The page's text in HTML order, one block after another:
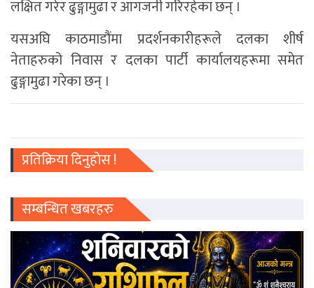
लक्षित गरेर ढुङ्गामुढा र आगजनी गरिरहेका छन् ।
यसअघि काठमाडौंमा प्रदर्शनकारीहरूले दलका शीर्ष
नेताहरुको निवास र दलका पार्टी कार्यालयहरूमा समेत
ढुङ्गामुढा गरेका छन् ।
प्रतिक्रिया दिनुहोस !
सम्बन्धित खबरहरु